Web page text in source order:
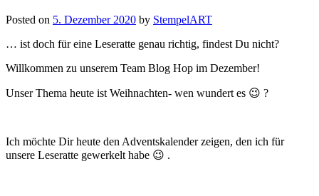
Posted on 5. Dezember 2020 by StempelART
… ist doch für eine Leseratte genau richtig, findest Du nicht?
Willkommen zu unserem Team Blog Hop im Dezember!
Unser Thema heute ist Weihnachten- wen wundert es 😉 ?
Ich möchte Dir heute den Adventskalender zeigen, den ich für
unsere Leseratte gewerkelt habe 😉 .